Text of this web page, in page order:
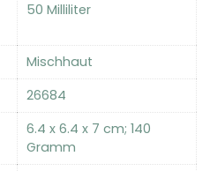
‎50 Milliliter
‎Mischhaut
‎26684
‎6.4 x 6.4 x 7 cm; 140
Gramm